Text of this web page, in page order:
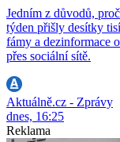
Jedním z důvodů,
týden přišly desítky
fámy a dezinformace
přes sociální sítě.
Aktuálně.cz - Zprávy
dnes, 16:25
Reklama